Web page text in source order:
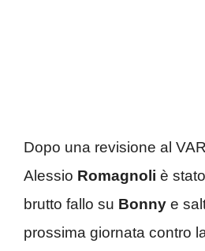
Dopo una revisione al
Alessio Romagnoli è
brutto fallo su Bonny e
prossima giornata contro